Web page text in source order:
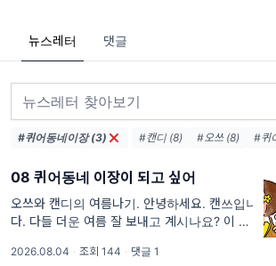
뉴스레터 댓글
#퀴어동네이장 (3) #캔디 (8) #오쓰 (8)
#퀴
#바이섹슈얼 (5)
#이쪽커
#LGBT (3)
#트랜스젠더
#퀴어동네 (3)
#이장 (3)
08 퀴어동네 이장이 되고 싶어
오쓰와 캔디의 여름나기. 안녕하세요. 캔쓰입니
다. 다들 더운 여름 잘 보내고 계시나요? 이 여
고, 캔디는 하반기 일정들을 잘 소화하기 위해
2026.08.04 · 조회 144 · 댓글 1